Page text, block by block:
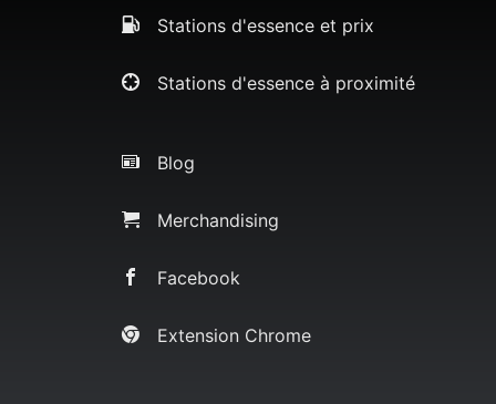
Stations d'essence et prix
Stations d'essence à proximité
Blog
Merchandising
Facebook
Extension Chrome